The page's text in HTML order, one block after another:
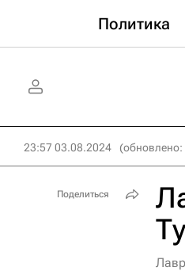
Политика
23:57 03.08.2024
Поделиться